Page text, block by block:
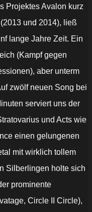
Projektes Avalon kurz
und 2014), ließ
lange Jahre Zeit. Ein
(Kampf gegen
aber unterm
zwölf neuen Song bei
serviert uns der
und Acts wie
einen gelungenen
mit wirklich tollem
Silberlingen holte sich
prominente
Circle II Circle),